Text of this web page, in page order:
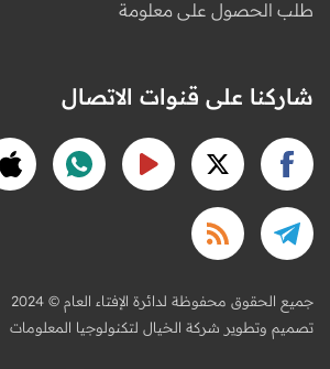
طلب الحصول على معلومة
شاركنا على قنوات الاتصال
2024 © جميع الحقوق محفوظة لدائرة الإفتاء العام
تصميم وتطوير شركة الخيال لتكنولوجيا المعلومات